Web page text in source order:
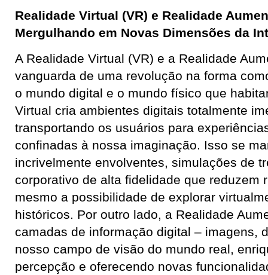
Realidade Virtual (VR) e Realidade
Mergulhando em Novas Dimensões da
A Realidade Virtual (VR) e a Realidade
vanguarda de uma revolução na forma
o mundo digital e o mundo físico que
Virtual cria ambientes digitais totalmente
transportando os usuários para
confinadas à nossa imaginação. Isso se
incrivelmente envolventes, simulações de
corporativo de alta fidelidade que reduzem
mesmo a possibilidade de explorar
históricos. Por outro lado, a Realidade
camadas de informação digital – imagens,
nosso campo de visão do mundo real,
percepção e oferecendo novas